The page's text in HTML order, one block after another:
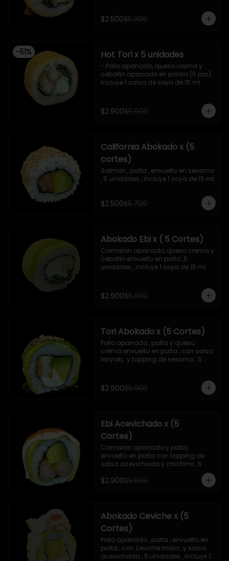
crema , cebollin ,apanado en panko
-Pollo apanado , palta , queso
crema , apanado en panko , 10
piezas
$2.500$5.900
-51% Hot Tori x 5 unidades
- Pollo apanado, queso crema y
cebollin apanado en panko (5 pzs).
Incluye 1 salsa de soya de 15 ml
$2.900$5.900
California Abokado x (5
cortes)
Salmon , palta , envuelto en sesamo
, 5 unidades , incluye 1 soya de 15 ml
$2.500$5.700
Abokado Ebi x ( 5 Cortes)
Camaron apanado, queso crema y
cebollin envuelto en palta ,5
unidades , incluye 1 soya de 15 ml
$2.900$5.900
Tori Abokado x (5 Cortes)
Pollo apanado , palta y queso
crema envuelto en palta , con salsa
teriyaki,  y topping de sesamo , 5
$2.900$5.900
Ebi Acevichado x (5
Cortes)
Camaron apanado y palta,
envuelto en palta con topping de
salsa acevichada y chichimi , 5
unidades , incluye 1 soya de 15 ml
$2.900$5.900
Abokado Ceviche x (5
Cortes)
Pollo apanado , palta , envuelto en
palta , con ceviche mixto , y salsa
acevichada , 5 unidades , incluye 1